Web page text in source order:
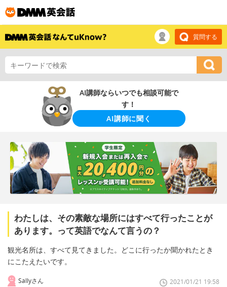
質問する
AI講師ならいつでも相談可能で
す！
AI講師に聞く
わたしは、その素敵な場所にはすべて行ったことが
あります。って英語でなんて言うの？
観光名所は、すべて見てきました。どこに行ったか聞かれたとき
にこたえたいです。
Sallyさん 2021/01/21 19:58